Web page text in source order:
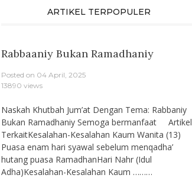
ARTIKEL TERPOPULER
Rabbaaniy Bukan Ramadhaniy
Posted on 04 April, 2025
13890 views
Naskah Khutbah Jum’at Dengan Tema: Rabbaniy
Bukan Ramadhaniy Semoga bermanfaat Artikel
TerkaitKesalahan-Kesalahan Kaum Wanita (13)
Puasa enam hari syawal sebelum menqadha’
hutang puasa RamadhanHari Nahr (Idul
Adha)Kesalahan-Kesalahan Kaum ………